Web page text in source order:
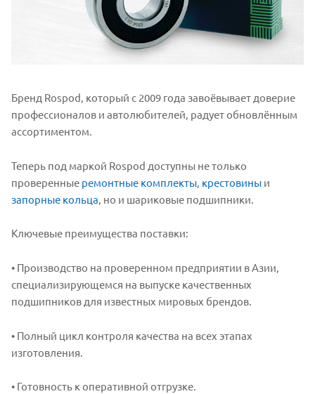
Бренд Rospod, который с 2009 года завоёвывает доверие
профессионалов и автолюбителей, радует обновлённым
ассортиментом.
Теперь под маркой Rospod доступны не только
проверенные ремонтные комплекты крестовины и
запорные кольца , но и шариковые подшипники.
Ключевые преимущества поставки:
• Производство на проверенном предприятии в Азии,
специализирующемся на выпуске качественных
подшипников для известных мировых брендов.
• Полный цикл контроля качества на всех этапах
изготовления.
• Готовность к оперативной отгрузке.